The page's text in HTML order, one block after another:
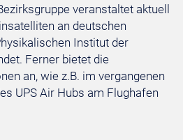
veranstaltet aktuell
an deutschen
Institut der
Ferner bietet die
an, wie z.B. im vergangenen
UPS Air Hubs am Flughafen